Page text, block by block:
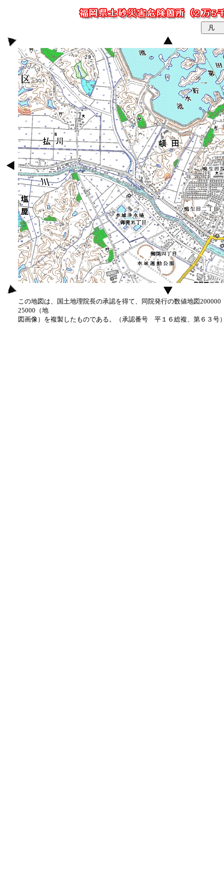
この地図は、国土地理院長の承認を得て、同院発行の数値地図
25000（地
図画像）を複製したものである。（承認番号 平１６総複、第６３号